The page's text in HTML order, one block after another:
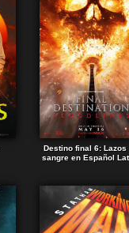
Destino final 6: Lazos
sangre en Español